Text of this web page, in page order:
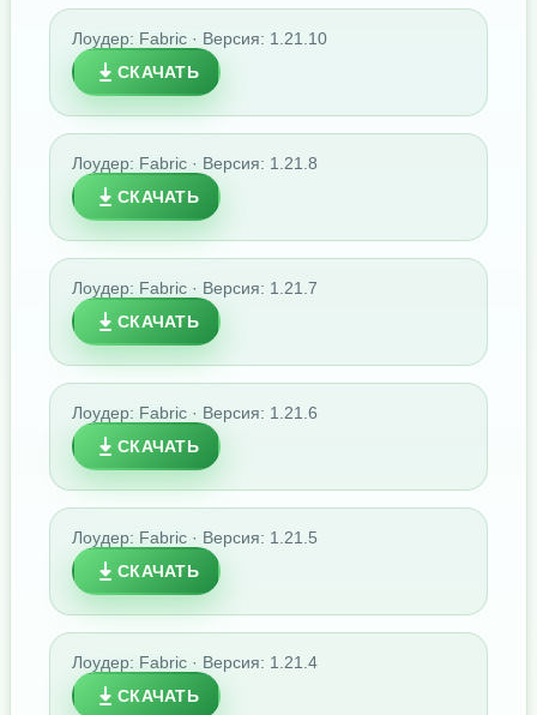
Лоудер: Fabric · Версия: 1.21.10
СКАЧАТЬ
Лоудер: Fabric · Версия: 1.21.8
СКАЧАТЬ
Лоудер: Fabric · Версия: 1.21.7
СКАЧАТЬ
Лоудер: Fabric · Версия: 1.21.6
СКАЧАТЬ
Лоудер: Fabric · Версия: 1.21.5
СКАЧАТЬ
Лоудер: Fabric · Версия: 1.21.4
СКАЧАТЬ